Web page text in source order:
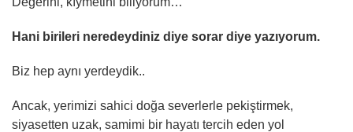
Hani birileri neredeydiniz diye sorar diye yazıyorum.
Biz hep aynı yerdeydik..
Ancak, yerimizi sahici doğa severlerle pekiştirmek,
siyasetten uzak, samimi bir hayatı tercih eden yol